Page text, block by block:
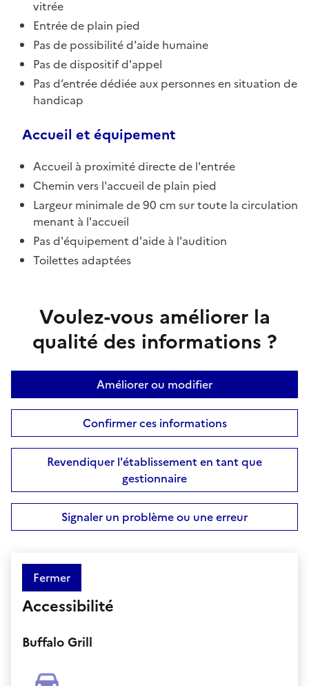
vitrée
Entrée de plain pied
Pas de possibilité d'aide humaine
Pas de dispositif d'appel
Pas d’entrée dédiée aux personnes en situation de
handicap
Accueil et équipement
Accueil à proximité directe de l'entrée
Chemin vers l'accueil de plain pied
Largeur minimale de 90 cm sur toute la circulation
menant à l'accueil
Pas d'équipement d'aide à l'audition
Toilettes adaptées
Voulez-vous améliorer la
qualité des informations ?
Améliorer ou modifier
Confirmer ces informations
Revendiquer l'établissement en tant que
gestionnaire
Signaler un problème ou une erreur
Fermer
Accessibilité
Buffalo Grill